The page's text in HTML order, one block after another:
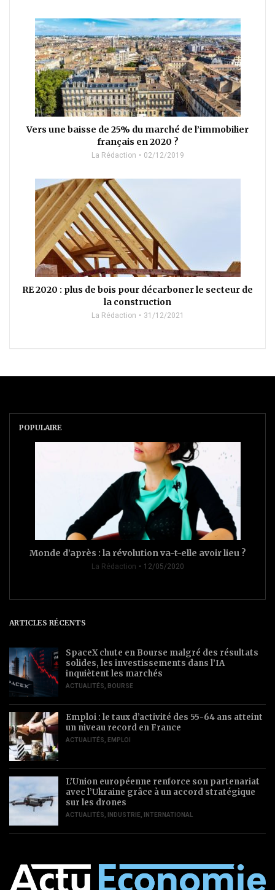
Vers une baisse de 25% du marché de l’immobilier
français en 2020 ?
La Rédaction 02/12/2019
RE 2020 : plus de bois pour décarboner le secteur de
la construction
La Rédaction 31/12/2021
POPULAIRE
Monde d’après : la révolution va-t-elle avoir lieu ?
La Rédaction 12/05/2020
ARTICLES RÉCENTS
SpaceX chute en Bourse malgré des résultats
solides, les investissements dans l’IA
inquiètent les marchés
ACTUALITÉS BOURSE
Emploi : le taux d’activité des 55-64 ans atteint
un niveau record en France
ACTUALITÉS EMPLOI
L’Union européenne renforce son partenariat
avec l’Ukraine grâce à un accord stratégique
sur les drones
ACTUALITÉS INDUSTRIE INTERNATIONAL